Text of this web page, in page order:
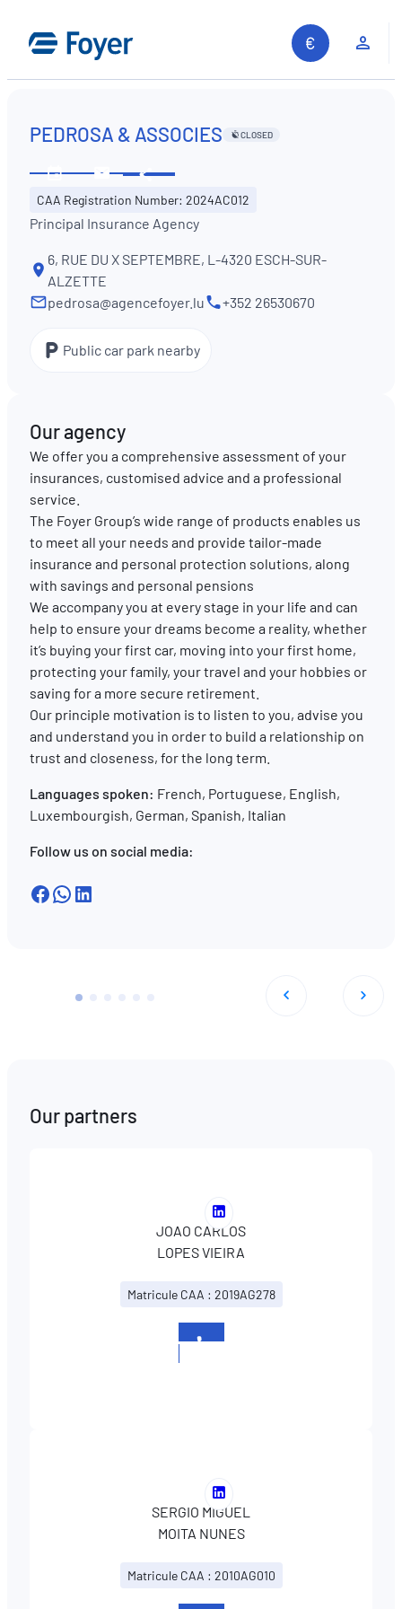
content
ENFRDE
PEDROSA & ASSOCIES CLOSED
opening
hours
us
Share
CAA Registration Number: 2024AC012
Principal Insurance Agency
6, RUE DU X SEPTEMBRE, L-4320 ESCH-SUR-
ALZETTE
pedrosa@agencefoyer.lu
+352 26530670
Public car park nearby
Our agency
We offer you a comprehensive assessment of your
insurances, customised advice and a professional
service.
The Foyer Group’s wide range of products enables us
to meet all your needs and provide tailor-made
insurance and personal protection solutions, along
with savings and personal pensions
We accompany you at every stage in your life and can
help to ensure your dreams become a reality, whether
it’s buying your first car, moving into your first home,
protecting your family, your travel and your hobbies or
saving for a more secure retirement.
Our principle motivation is to listen to you, advise you
and understand you in order to build a relationship on
trust and closeness, for the long term.
Languages spoken: French, Portuguese, English,
Luxembourgish, German, Spanish, Italian
Follow us on social media:
Facebook
WhatsApp
LinkedIn
Our partners
Voir
le
profil
de
JOAO
CARLOS
JOAO CARLOS
LOPES VIEIRA
Matricule CAA : 2019AG278
Voir
le
profil
de
SERGIO
SERGIO MIGUEL
MOITA NUNES
Matricule CAA : 2010AG010